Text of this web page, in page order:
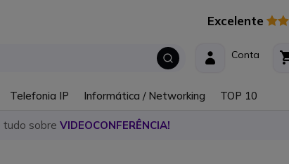
Excelente
Conta
Telefonia IP Informática / Networking TOP 10
tudo sobre VIDEOCONFERÊNCIA!